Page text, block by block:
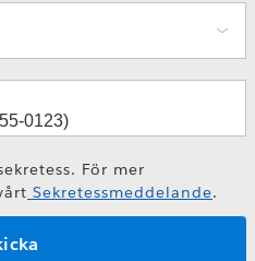
För mer
Sekretessmeddelande.